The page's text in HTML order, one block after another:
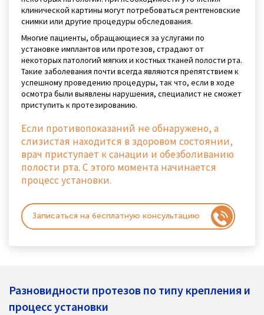
клинической картины могут потребоваться рентгеновские
снимки или другие процедуры обследования.
Многие пациенты, обращающиеся за услугами по
установке имплантов или протезов, страдают от
некоторых патологий мягких и костных тканей полости рта.
Такие заболевания почти всегда являются препятствием к
успешному проведению процедуры, так что, если в ходе
осмотра были выявлены нарушения, специалист не сможет
приступить к протезированию.
Если противопоказаний не обнаружено, а
слизистая находится в здоровом состоянии,
врач приступает к санации и обезболиванию
полости рта. С этого момента начинается
процесс установки.
Записаться на бесплатную консультацию
Разновидности протезов по типу крепления и
процесс установки